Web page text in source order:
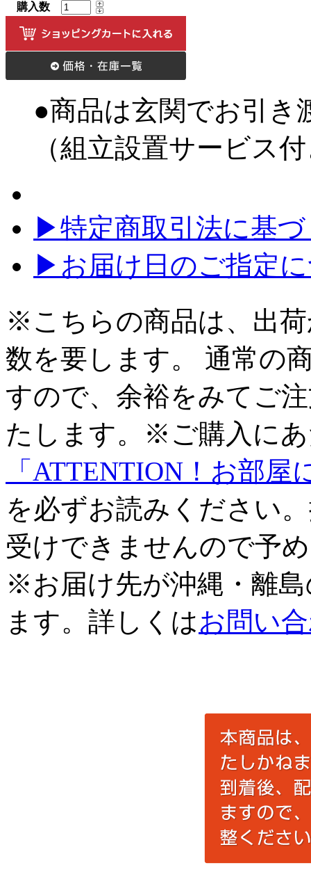
購入数
●商品は玄関でお引き
（組立設置サービス
▶特定商取引法に基
▶お届け日のご指定
※こちらの商品は、出
数を要します。 通常の
すので、余裕をみてご
たします。※ご購入に
「ATTENTION！お部
を必ずお読みください
受けできませんので予
※お届け先が沖縄・離
ます。詳しくはお問い